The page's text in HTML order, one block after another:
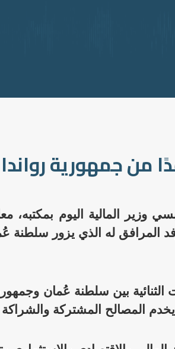
من جمهورية رواندا
المالية اليوم بمكتبه،
المرافق له الذي يزور سلطنة
الثنائية بين سلطنة عُمان
يخدم المصالح المشتركة